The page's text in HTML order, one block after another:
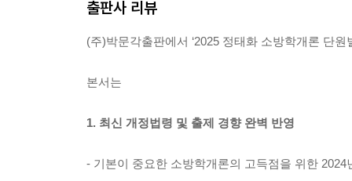
출판사 리뷰
(주)박문각출판에서 ‘2025 정태화 소방학개론 단
본서는
1. 최신 개정법령 및 출제 경향 완벽 반영
- 기본이 중요한 소방학개론의 고득점을 위한